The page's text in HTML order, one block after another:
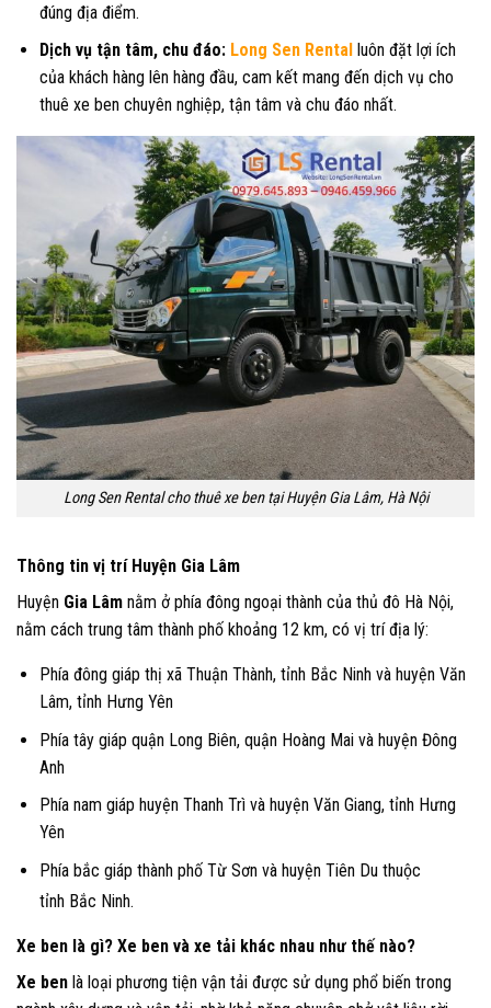
đúng địa điểm.
Dịch vụ tận tâm, chu đáo: Long Sen Rental luôn đặt lợi ích
của khách hàng lên hàng đầu, cam kết mang đến dịch vụ cho
thuê xe ben chuyên nghiệp, tận tâm và chu đáo nhất.
Long Sen Rental cho thuê xe ben tại Huyện Gia Lâm, Hà Nội
Thông tin vị trí Huyện Gia Lâm
Huyện Gia Lâm nằm ở phía đông ngoại thành của thủ đô Hà Nội,
nằm cách trung tâm thành phố khoảng 12 km, có vị trí địa lý:
Phía đông giáp thị xã Thuận Thành, tỉnh Bắc Ninh và huyện Văn
Lâm, tỉnh Hưng Yên
Phía tây giáp quận Long Biên, quận Hoàng Mai và huyện Đông
Anh
Phía nam giáp huyện Thanh Trì và huyện Văn Giang, tỉnh Hưng
Yên
Phía bắc giáp thành phố Từ Sơn và huyện Tiên Du thuộc
tỉnh Bắc Ninh.
Xe ben là gì? Xe ben và xe tải khác nhau như thế nào?
Xe ben là loại phương tiện vận tải được sử dụng phổ biến trong